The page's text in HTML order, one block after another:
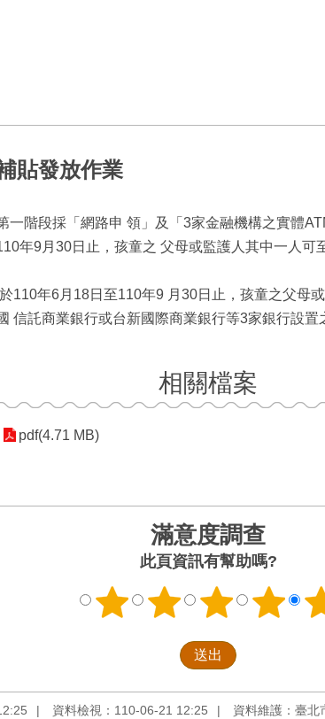
貼發放作業
階段採「網路申 領」及「3家金融機構之實體
年9月30日止，孩童之 父母或監護人其中一人可
110年6月18日至110年9 月30日止，孩童之父母
信託商業銀行或台新國際商業銀行等3家銀行設置
相關檔案
pdf(4.71 MB)
滿意度調查
此頁資訊有幫助嗎?
資料檢視：110-06-21 12:25 資料維護：臺北